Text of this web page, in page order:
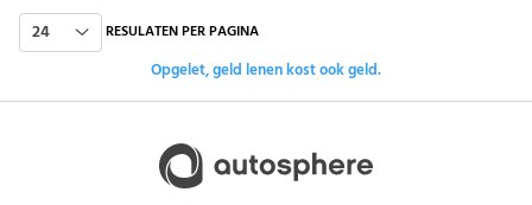
24 RESULATEN PER PAGINA
Opgelet, geld lenen kost ook geld.